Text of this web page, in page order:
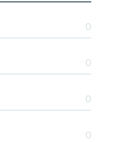
0
0
0
0